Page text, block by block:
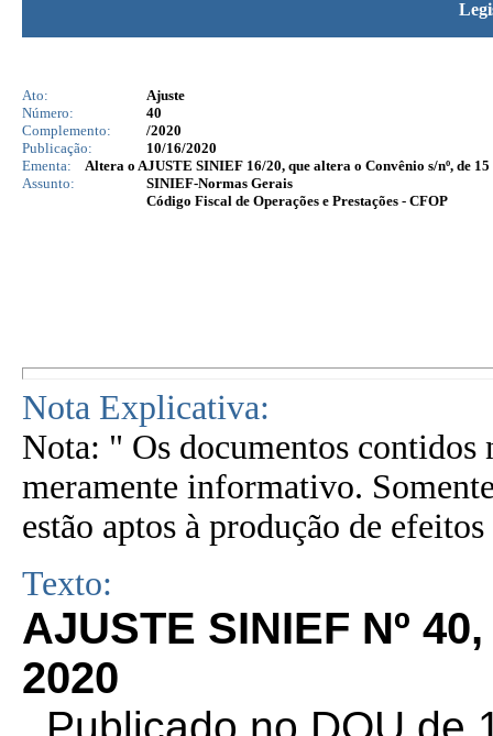
Ato:
Ajuste
Número:
40
Complemento:
/2020
Publicação:
10/16/2020
Ementa:
Altera o AJUSTE SINIEF 16/20, que altera o Convênio s/nº, de
Assunto:
SINIEF-Normas Gerais
Código Fiscal de Operações e Prestações - CFOP
Nota Explicativa:
Nota: " Os documentos contidos
meramente informativo.
estão aptos à produção de
Texto:
AJUSTE SINIEF Nº
2020